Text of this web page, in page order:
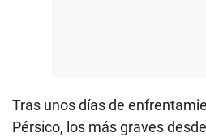
Tras unos días de
Pérsico, los más graves